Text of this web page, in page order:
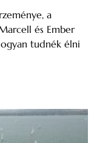
a
és Ember
tudnék élni